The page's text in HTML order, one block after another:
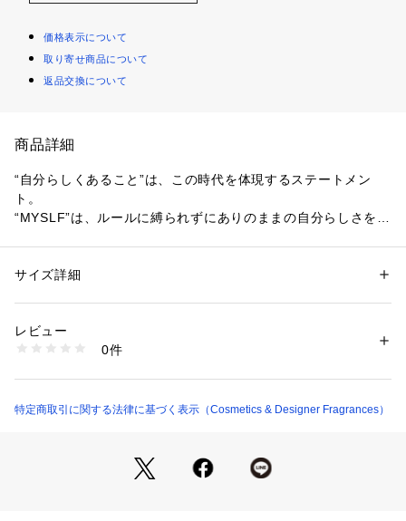
価格表示について
取り寄せ商品について
返品交換について
商品詳細
“自分らしくあること”は、この時代を体現するステートメン
ト。
“MYSLF”は、ルールに縛られずにありのままの自分らしさを表
なウッディノートによる唯一無二(*)の香りは、自分自身にフィ
相反する2つの魅力のダイナミックな衝突は、「イヴ・サンロ
ーラン」のマスキュリンフレグランスのDNAとなっています。
【ラスト】ウッド、アンバーグリス、パチョリ
性別：メンズ
商品番号：
3614274367850 （ショップ）
サイズ詳細
レビュー
0件
特定商取引に関する法律に基づく表示（Cosmetics & Designer Fragrances）